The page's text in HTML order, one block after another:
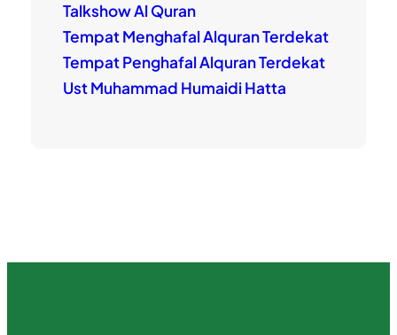
Talkshow Al Quran
Tempat Menghafal Alquran Terdekat
Tempat Penghafal Alquran Terdekat
Ust Muhammad Humaidi Hatta